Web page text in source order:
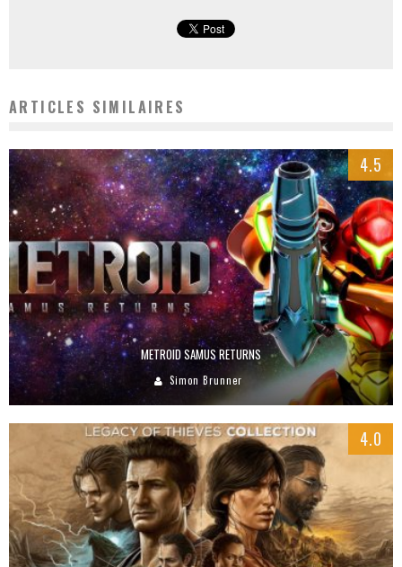
ARTICLES SIMILAIRES
4.5
METROID SAMUS RETURNS
Simon Brunner
4.0